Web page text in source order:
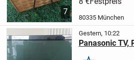
7
"Info-Blätter" zickt
ja
80335 München
Gestern, 10:22
Panasonic TV,